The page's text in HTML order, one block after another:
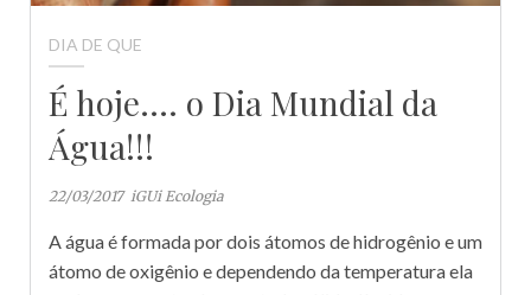
DIA DE QUE
É hoje…. o Dia Mundial da
Água!!!
22/03/2017 iGUi Ecologia
A água é formada por dois átomos de hidrogênio e um
átomo de oxigênio e dependendo da temperatura ela